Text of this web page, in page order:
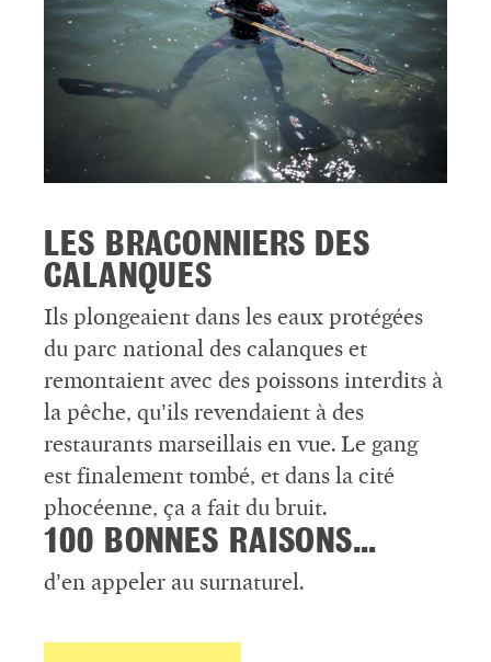
LES BRACONNIERS DES
CALANQUES
Ils plongeaient dans les eaux protégées
du parc national des calanques et
remontaient avec des poissons interdits à
la pêche, qu’ils revendaient à des
restaurants marseillais en vue. Le gang
est finalement tombé, et dans la cité
phocéenne, ça a fait du bruit.
100 BONNES RAISONS…
d’en appeler au surnaturel.